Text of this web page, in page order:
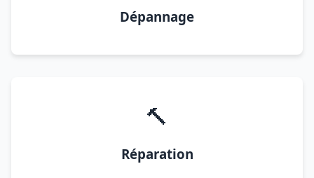
Dépannage
🔨
Réparation